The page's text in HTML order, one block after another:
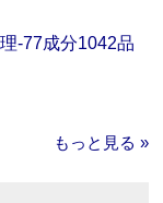
‐77成分1042品
もっと見る »